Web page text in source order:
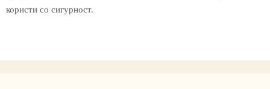
користи со сигурност.